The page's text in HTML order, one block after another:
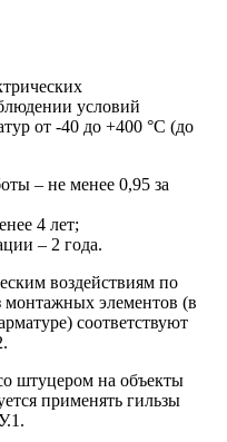
условий
от -40 до +400 °С (до
– не менее 0,95 за
4 лет;
– 2 года.
воздействиям по
элементов (в
соответствуют
штуцером на объекты
применять гильзы